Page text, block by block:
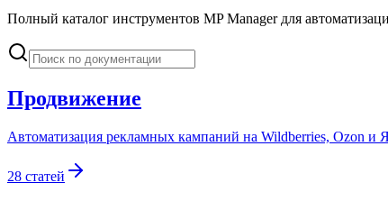
Полный каталог инструментов MP Manager для
Продвижение
Автоматизация рекламных кампаний на Wildberries, Ozon и
28 статей